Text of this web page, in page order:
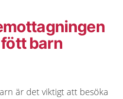
barn
är det viktigt att besöka